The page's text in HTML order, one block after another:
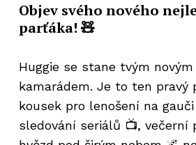
Žádné produkty
Go to shop
Objev svého nového
parťáka! 🧸
Huggie se stane tvým
kamarádem. Je to ten pravý
kousek pro lenošení na
sledování seriálů 📺, večerní